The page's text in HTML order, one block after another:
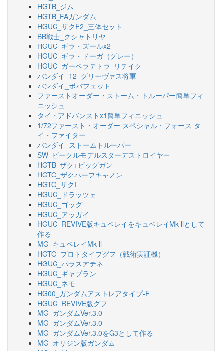
HGTB_ジム
HGTB_FAガンダム
HGUC_ザクF2_三体セット
BB戦士_クシャトリヤ
HGUC_ギラ・ズールx2
HGUC_ギラ・ドーガ（グレー）
HGUC_ガーベラテトラ_リテイク
バンダイ_12_グリーヴァス将軍
バンダイ_ボバフェット
ファーストオーダー・ストーム・トルーパー簡単フィ
ニッシュ
タイ・アドバンストx1簡単フィニッシュ
1/72ファースト・オーダー スペシャル・フォース タ
イ・ファイター
バンダイ_ストームトルーパー
SW_ビークルモデルスターデストロイヤー
HGTB_ザク+ビッグガン
HGTO_ザクハーフキャノン
HGTO_ザクI
HGUC_ドラッツェ
HGUC_ゴッグ
HGUC_アッガイ
HGUC_REVIVE版キュベレイをキュベレイMk-llとして
作る
MG_キュベレイMk-ll
HGTO_プロトタイプグフ（戦術実証機）
HGUC_パラスアテネ
HGUC_ギャプラン
HGUC_ネモ
HG00_ガンダムアストレアタイプ-F
HGUC_REVIVE版グフ
MG_ガンダムVer.3.0
MG_ガンダムVer.3.0
MG_ガンダムVer.3.0をG3として作る
MG_オリジン版ガンダム